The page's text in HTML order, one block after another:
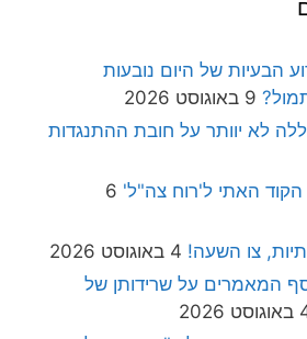
הבעיות של היום נובעות
9 באוגוסט 2026
לא יוותר על חובת ההתנגדות
הקוד האתי ל'רוח צה"ל' 6
צו השעה! 4 באוגוסט 2026
המאמרים על שרידותן של
2026